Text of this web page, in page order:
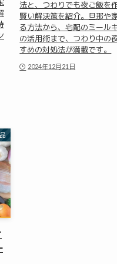
法と、つわりでも夜ご飯を
賢い解決策を紹介。旦那や
る方法から、宅配のミール
の活用術まで、つわり中の
すめの対処法が満載です。
2024年12月21日